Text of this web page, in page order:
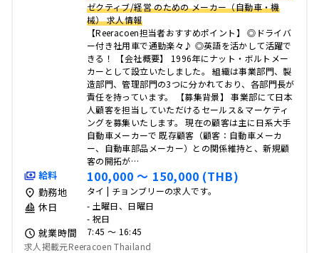
ゼクティブ/経営 のための メーカー（自動車・機
械） 求人情報
【Reeracoen担当者おすすめポイント】 ◎ドライバ
ー付き社用車で通勤楽々♪ ◎英語を活かして活躍で
きる！ 【会社概要】 1996年にナット・ボルトメー
カーとして設立いたしました。 組織は事業部門、製
造部門、管理部門の3つに分かれており、各部門長が
責任を持っています。 【募集背景】 事業部にて日本
人顧客を担当していただけるセールス＆マーケティ
ングを募集いたします。 現在の顧客は主に日系大手
自動車メーカーで 既存顧客（顧客：自動車メーカ
ー、自動車部品メーカー）との関係維持と、新規顧
客の開拓が…
給料 100,000 〜 150,000 (THB)
勤務地 タイ | チョンブリーの求人です。
休日
- 土曜日、日曜日
- 祝日
就業時間
7:45 〜 16:45
求人掲載元Reeracoen Thailand